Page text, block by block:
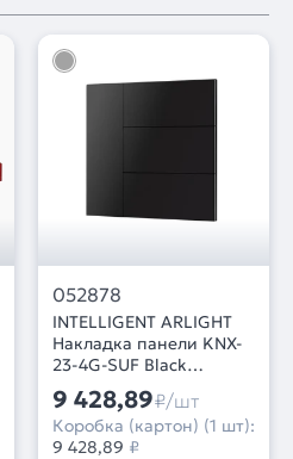
052878
INTELLIGENT ARLIGHT
Накладка панели KNX-
23-4G-SUF Black
(Backlightless) (IARL,
IP20 Металл, 2 года)
9 428,89₽/шт
Коробка (картон) (1 шт):
9 428,89 ₽